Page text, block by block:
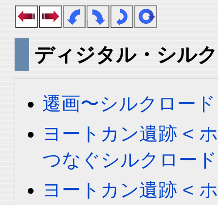
ディジタル・シル
遷画〜シルクロード
ヨートカン遺跡 <
つなぐシルクロード
ヨートカン遺跡 <